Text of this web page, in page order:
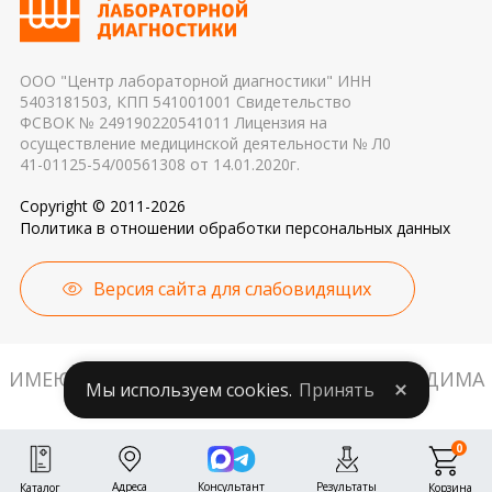
причиной погрешности в результатах
ООО "Центр лабораторной диагностики" ИНН
5403181503, КПП 541001001 Свидетельство
ФСВОК № 249190220541011 Лицензия на
осуществление медицинской деятельности № Л0
41-01125-54/00561308 от 14.01.2020г.
Copyright © 2011-2026
Политика в отношении обработки персональных данных
Версия сайта для слабовидящих
ИМЕЮТСЯ ПРОТИВОПОКАЗАНИЯ. НЕОБХОДИМА
КОНСУЛЬТАЦИЯ СПЕЦИАЛИСТА.
Каталог Адреса Консультант Результаты Корзина
0
Мы используем cookies. Принять